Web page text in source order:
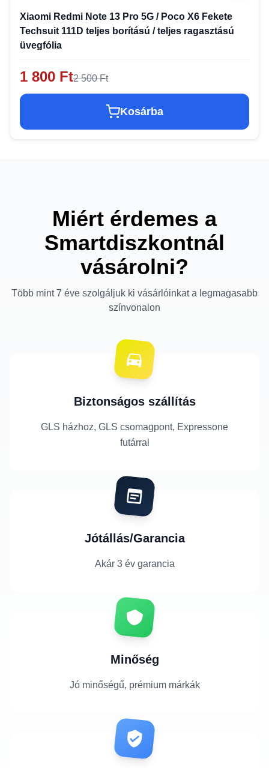
Xiaomi Redmi Note 13 Pro 5G / Poco X6 Fekete
Techsuit 111D teljes borítású / teljes ragasztású
üvegfólia
1 800 Ft2 500 Ft
Kosárba
Miért érdemes a
Smartdiszkontnál
vásárolni?
Több mint 7 éve szolgáljuk ki vásárlóinkat a legmagasabb
színvonalon
Biztonságos szállítás
GLS házhoz, GLS csomagpont, Expressone
futárral
Jótállás/Garancia
Akár 3 év garancia
Minőség
Jó minőségű, prémium márkák